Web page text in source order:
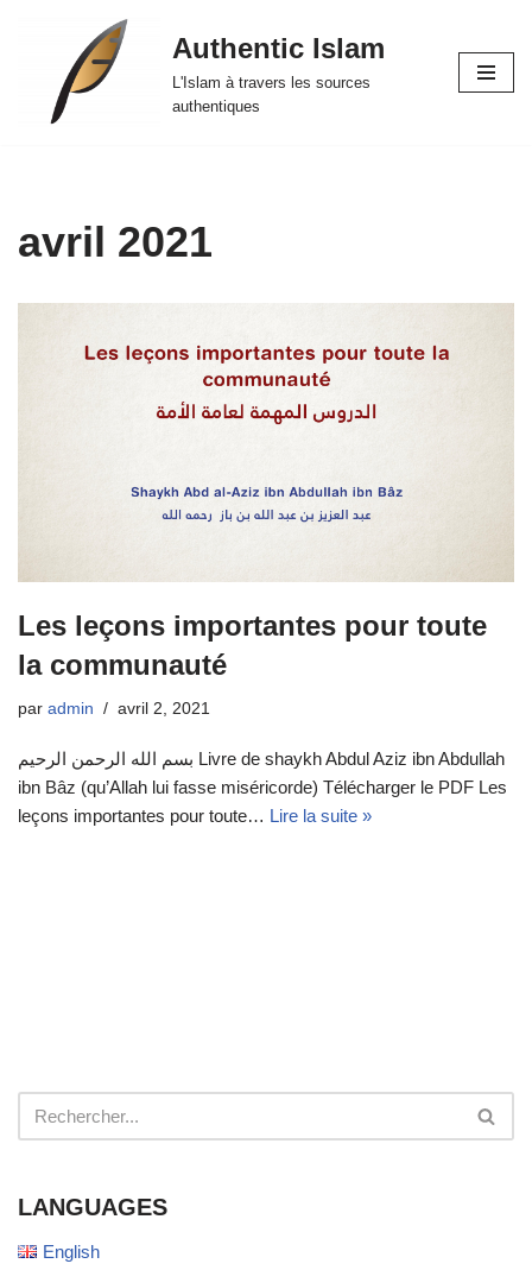
contenu
Authentic Islam
L'Islam à travers les sources
authentiques
avril 2021
Les leçons importantes pour toute
la communauté
par admin avril 2, 2021
بسم الله الرحمن الرحيم Livre de shaykh Abdul Aziz ibn Abdullah
ibn Bâz (qu’Allah lui fasse miséricorde) Télécharger le PDF Les
leçons importantes pour toute… Lire la suite »
LANGUAGES
English